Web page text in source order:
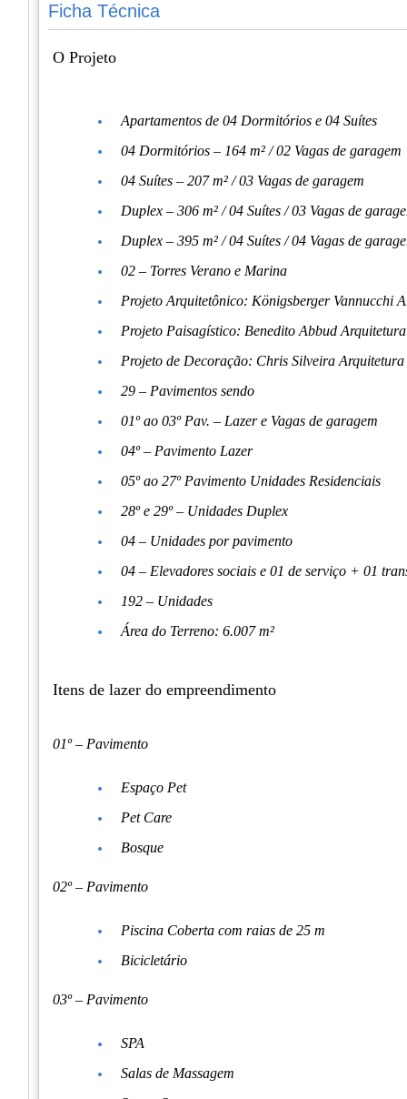
Ficha Técnica
O Projeto
Apartamentos de 04 Dormitórios e 04 Suítes
04 Dormitórios – 164 m² / 02 Vagas de garagem
04 Suítes – 207 m² / 03 Vagas de garagem
Duplex – 306 m² / 04 Suítes / 03 Vagas de
Duplex – 395 m² / 04 Suítes / 04 Vagas de
02 – Torres Verano e Marina
Projeto Arquitetônico: Königsberger Vannucchi
Projeto Paisagístico: Benedito Abbud
Projeto de Decoração: Chris Silveira Arquitetura
29 – Pavimentos sendo
01º ao 03º Pav. – Lazer e Vagas de garagem
04º – Pavimento Lazer
05º ao 27º Pavimento Unidades Residenciais
28º e 29º – Unidades Duplex
04 – Unidades por pavimento
04 – Elevadores sociais e 01 de serviço + 01
192 – Unidades
Área do Terreno: 6.007 m²
Itens de lazer do empreendimento
01º – Pavimento
Espaço Pet
Pet Care
Bosque
02º – Pavimento
Piscina Coberta com raias de 25 m
Bicicletário
03º – Pavimento
SPA
Salas de Massagem